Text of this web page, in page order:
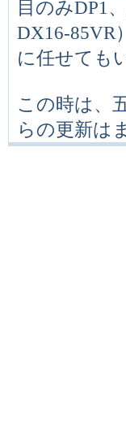
目のみDP1
DX16-85VR
に任せても
この時は、
らの更新は